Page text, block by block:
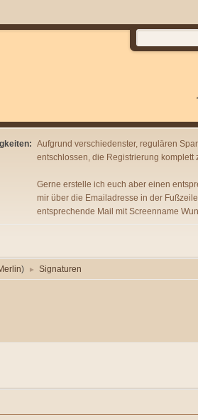
Aufgrund verschiedenster, regulären
entschlossen, die Registrierung komplett
Gerne erstelle ich euch aber einen
mir über die Emailadresse in der
entsprechende Mail mit Screenname
) ► Signaturen